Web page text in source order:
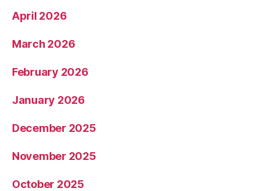
April 2026
March 2026
February 2026
January 2026
December 2025
November 2025
October 2025